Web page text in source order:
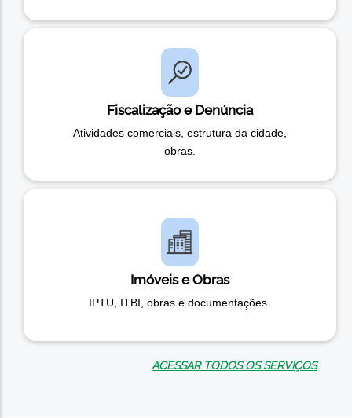
Fiscalização e Denúncia
Atividades comerciais, estrutura da cidade,
obras.
Imóveis e Obras
IPTU, ITBI, obras e documentações.
ACESSAR TODOS OS SERVIÇOS